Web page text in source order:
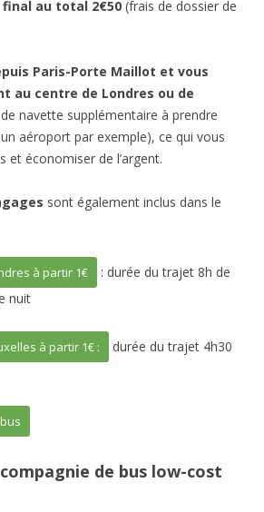
au total 2€50 (frais de dossier de
Paris-Porte Maillot et vous
au centre de Londres ou de
navette supplémentaire à prendre
aéroport par exemple), ce qui vous
et économiser de l’argent.
sont également inclus dans le
à partir 1€
: durée du trajet 8h de
nuit
à partir 1€ :
durée du trajet 4h30
de bus low-cost